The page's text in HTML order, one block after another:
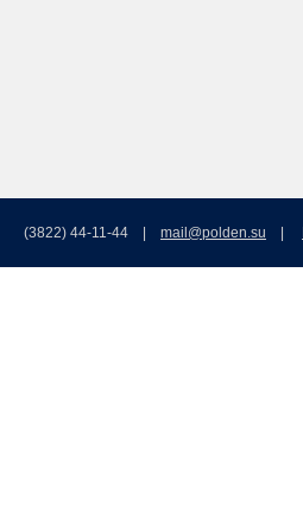
(3822) 44-11-44 | mail@polden.su